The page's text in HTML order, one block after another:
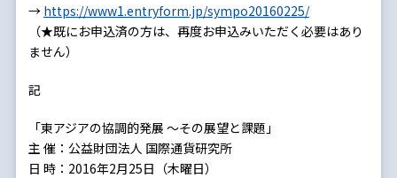
→ https://www1.entryform.jp/sympo20160225/
（★既にお申込済の方は、再度お申込みいただく必要はあり
ません）
記
「東アジアの協調的発展 ～その展望と課題」
主 催：公益財団法人 国際通貨研究所
日 時：2016年2月25日（木曜日）